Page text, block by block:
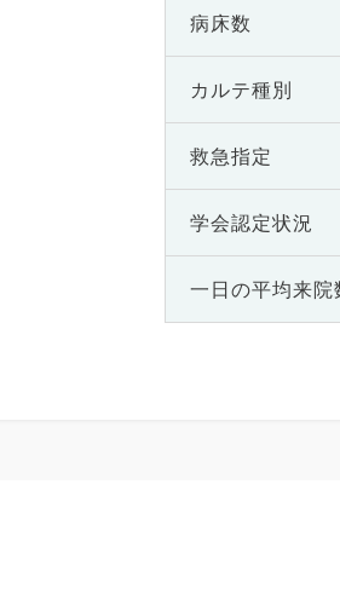
病床数
カルテ種別
救急指定
学会認定状況
一日の平均来院